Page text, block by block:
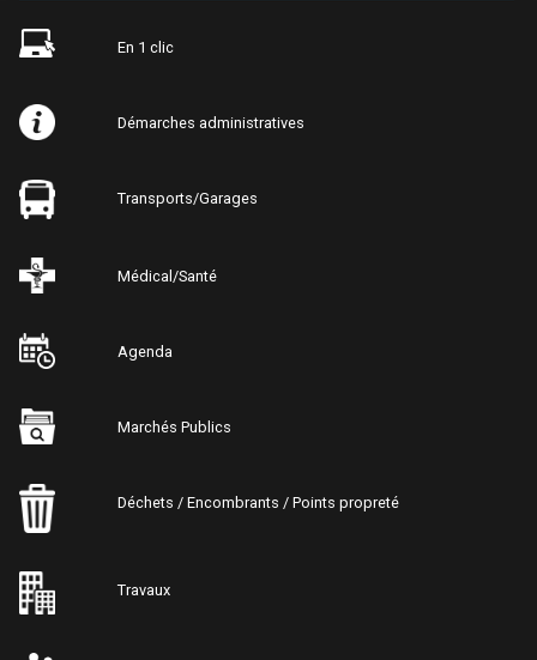
En 1 clic
Démarches administratives
Transports/Garages
Médical/Santé
Agenda
Marchés Publics
Déchets / Encombrants / Points propreté
Travaux